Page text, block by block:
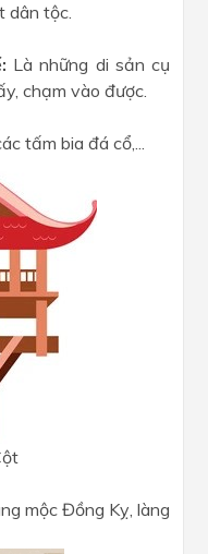
dân tộc.
Là những di sản cụ
chạm vào được.
tấm bia đá cổ,...
mộc Đồng Kỵ, làng